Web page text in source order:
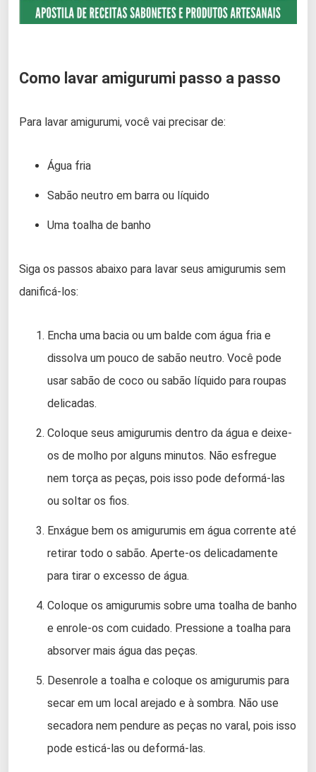
Como lavar amigurumi passo a passo
Para lavar amigurumi, você vai precisar de:
Água fria
Sabão neutro em barra ou líquido
Uma toalha de banho
Siga os passos abaixo para lavar seus amigurumis sem
danificá-los:
Encha uma bacia ou um balde com água fria e
dissolva um pouco de sabão neutro. Você pode
usar sabão de coco ou sabão líquido para roupas
delicadas.
Coloque seus amigurumis dentro da água e deixe-
os de molho por alguns minutos. Não esfregue
nem torça as peças, pois isso pode deformá-las
ou soltar os fios.
Enxágue bem os amigurumis em água corrente até
retirar todo o sabão. Aperte-os delicadamente
para tirar o excesso de água.
Coloque os amigurumis sobre uma toalha de banho
e enrole-os com cuidado. Pressione a toalha para
absorver mais água das peças.
Desenrole a toalha e coloque os amigurumis para
secar em um local arejado e à sombra. Não use
secadora nem pendure as peças no varal, pois isso
pode esticá-las ou deformá-las.